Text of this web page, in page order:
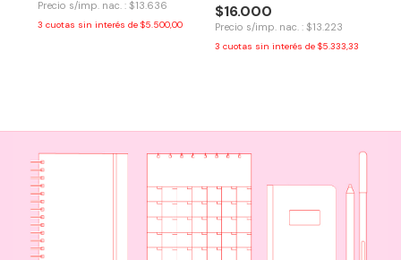
Precio s/imp. nac. : $13.636
3 cuotas sin interés de $5.500,00
$16.000
Precio s/imp. nac. : $13.223
3 cuotas sin interés de $5.333,33